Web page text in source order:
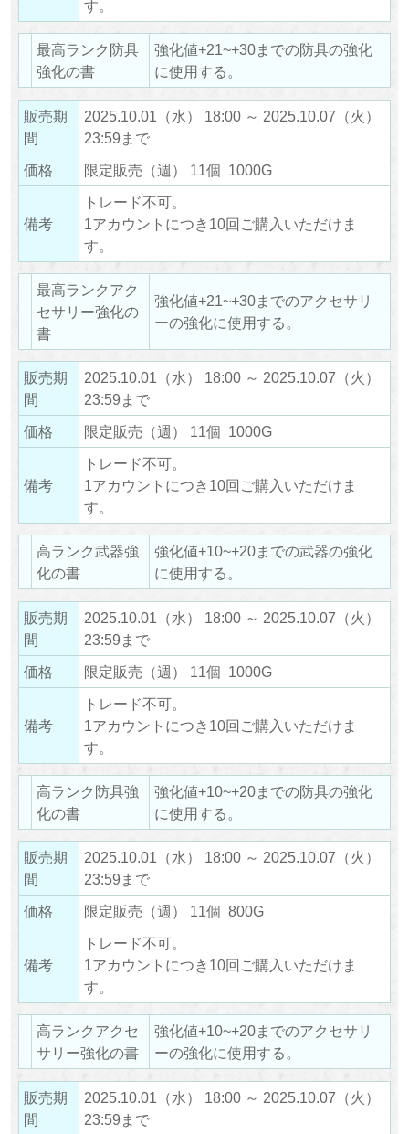
す。
最高ランク防具
強化の書
強化値+21~+30までの防具の強化
に使用する。
販売期
間
2025.10.01（水） 18:00 ～ 2025.10.07（火）
23:59まで
価格
限定販売（週） 11個 1000G
備考
トレード不可。
1アカウントにつき10回ご購入いただけま
す。
最高ランクアク
セサリー強化の
書
強化値+21~+30までのアクセサリ
ーの強化に使用する。
販売期
間
2025.10.01（水） 18:00 ～ 2025.10.07（火）
23:59まで
価格
限定販売（週） 11個 1000G
備考
トレード不可。
1アカウントにつき10回ご購入いただけま
す。
高ランク武器強
化の書
強化値+10~+20までの武器の強化
に使用する。
販売期
間
2025.10.01（水） 18:00 ～ 2025.10.07（火）
23:59まで
価格
限定販売（週） 11個 1000G
備考
トレード不可。
1アカウントにつき10回ご購入いただけま
す。
高ランク防具強
化の書
強化値+10~+20までの防具の強化
に使用する。
販売期
間
2025.10.01（水） 18:00 ～ 2025.10.07（火）
23:59まで
価格
限定販売（週） 11個 800G
備考
トレード不可。
1アカウントにつき10回ご購入いただけま
す。
高ランクアクセ
サリー強化の書
強化値+10~+20までのアクセサリ
ーの強化に使用する。
販売期
間
2025.10.01（水） 18:00 ～ 2025.10.07（火）
23:59まで